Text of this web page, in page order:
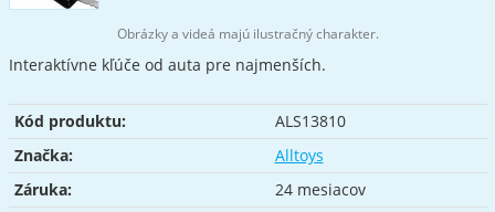
Obrázky a videá majú ilustračný charakter.
Interaktívne kľúče od auta pre najmenších.
Kód produktu:
ALS13810
Značka:
Alltoys
Záruka:
24 mesiacov